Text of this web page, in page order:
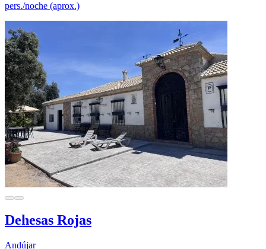
pers./noche (aprox.)
Dehesas Rojas
Andújar